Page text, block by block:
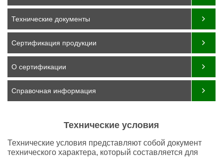
Технические документы
Сертификация продукции
О сертификации
Справочная информация
Технические условия
Технические условия представляют собой документ
технического характера, который составляется для